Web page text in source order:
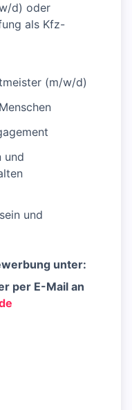
d) oder
als Kfz-
(m/w/d)
und
und
unter:
per E-Mail an